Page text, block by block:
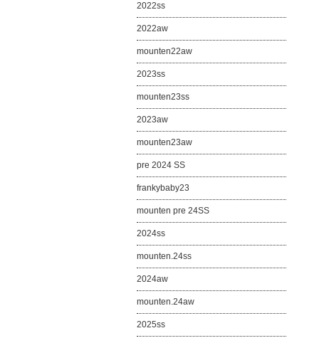
2022ss
2022aw
mounten22aw
2023ss
mounten23ss
2023aw
mounten23aw
pre 2024 SS
frankybaby23
mounten pre 24SS
2024ss
mounten.24ss
2024aw
mounten.24aw
2025ss